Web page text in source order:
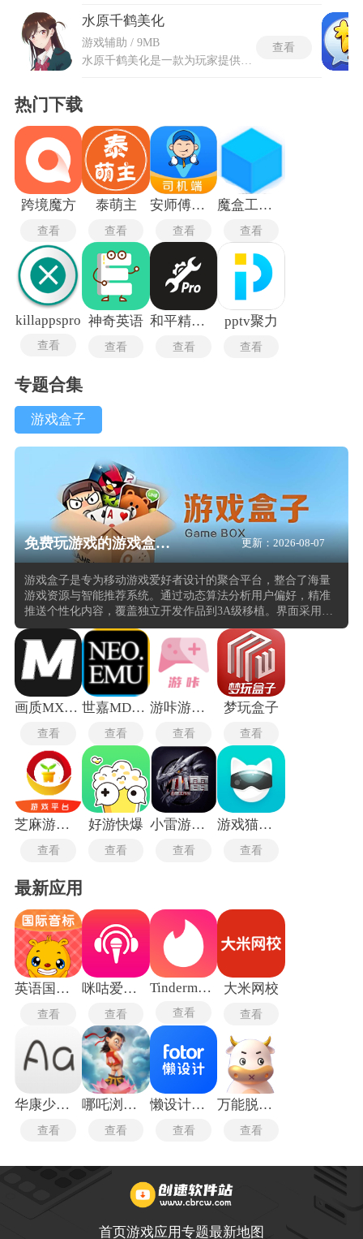
水原千鹤美化
游戏辅助 / 9MB
查看
热门下载
跨境魔方
查看
泰萌主
查看
安师傅司机端
查看
魔盒工具箱
查看
killappspro
查看
神奇英语
查看
和平精英比例助手
查看
pptv聚力
查看
专题合集
游戏盒子
免费玩游戏的游戏盒子推荐 更新：2026-08-07
游戏盒子是专为移动游戏爱好者设计的聚合平台，整合了海量
游戏资源与智能推荐系统。通过动态算法分析用户偏好，精准
推送个性化内容，覆盖独立开发作品到3A级移植。界面采用极
简主义设计，减少视觉干扰，突出游戏核心体验。无缝跨平台
同步，支持云端存档和社交互动，在不同设备间切换时保持连
贯性。内置社区功能促进玩家交流，形成活跃的游戏文化生
态，增强用户粘性。
画质MXPro4.0
查看
世嘉MD模拟器安卓版
查看
游咔游戏盒子
查看
梦玩盒子
查看
芝麻游戏盒手机版
查看
好游快爆
查看
小雷游戏助手
查看
游戏猫手游平台
查看
最新应用
英语国际音标
查看
咪咕爱唱手机版
查看
Tindermatch
查看
大米网校
查看
华康少女字体
查看
哪吒浏览器
查看
懒设计手机版
查看
万能脱壳工具最新版
查看
首页游戏应用专题最新地图